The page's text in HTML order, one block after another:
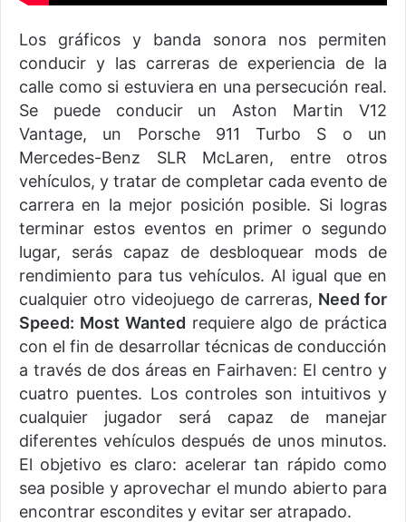
Los gráficos y banda sonora nos permiten
conducir y las carreras de experiencia de la
calle como si estuviera en una persecución real.
Se puede conducir un Aston Martin V12
Vantage, un Porsche 911 Turbo S o un
Mercedes-Benz SLR McLaren, entre otros
vehículos, y tratar de completar cada evento de
carrera en la mejor posición posible. Si logras
terminar estos eventos en primer o segundo
lugar, serás capaz de desbloquear mods de
rendimiento para tus vehículos. Al igual que en
cualquier otro videojuego de carreras, Need for
Speed: ​​Most Wanted requiere algo de práctica
con el fin de desarrollar técnicas de conducción
a través de dos áreas en Fairhaven: El centro y
cuatro puentes. Los controles son intuitivos y
cualquier jugador será capaz de manejar
diferentes vehículos después de unos minutos.
El objetivo es claro: acelerar tan rápido como
sea posible y aprovechar el mundo abierto para
encontrar escondites y evitar ser atrapado.